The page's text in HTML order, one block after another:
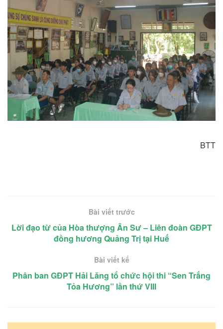
BTT
Bài viết trước
Lời đạo từ của Hòa thượng Ân Sư – Liên đoàn GĐPT
đồng hương Quảng Trị tại Huế
Bài viết kế
Phân ban GĐPT Hải Lăng tổ chức hội thi “Sen Trắng
Tỏa Hương” lần thứ VIII